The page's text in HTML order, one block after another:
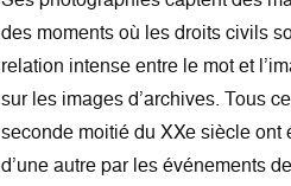
des moments où les droits civils
relation intense entre le mot et
sur les images d’archives. Tous
seconde moitié du XXe siècle ont
d’une autre par les événements